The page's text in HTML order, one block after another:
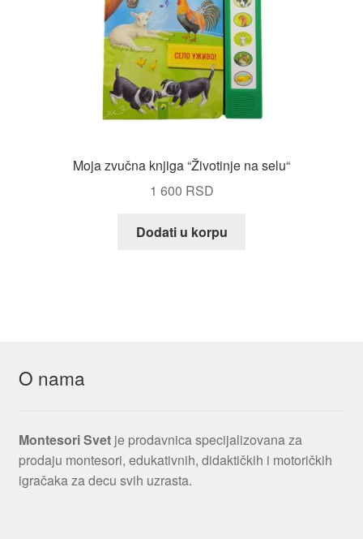
proizvoda.
Moja zvučna knjiga “Životinje na selu“
1 600 RSD
Dodati u korpu
O nama
Montesori Svet je prodavnica specijalizovana za
prodaju montesori, edukativnih, didaktičkih i motoričkih
igračaka za decu svih uzrasta.